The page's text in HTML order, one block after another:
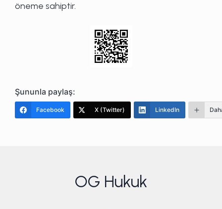
öneme sahiptir.
Şununla paylaş:
Facebook X (Twitter) LinkedIn
OG Hukuk